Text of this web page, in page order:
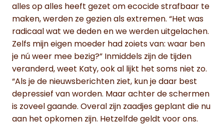
alles op alles heeft gezet om ecocide strafbaar te
maken, werden ze gezien als extremen. “Het was
radicaal wat we deden en we werden uitgelachen.
Zelfs mijn eigen moeder had zoiets van: waar ben
je nú weer mee bezig?” Inmiddels zijn de tijden
veranderd, weet Katy, ook al lijkt het soms niet zo.
“Als je de nieuwsberichten ziet, kun je daar best
depressief van worden. Maar achter de schermen
is zoveel gaande. Overal zijn zaadjes geplant die nu
aan het opkomen zijn. Hetzelfde geldt voor ons.